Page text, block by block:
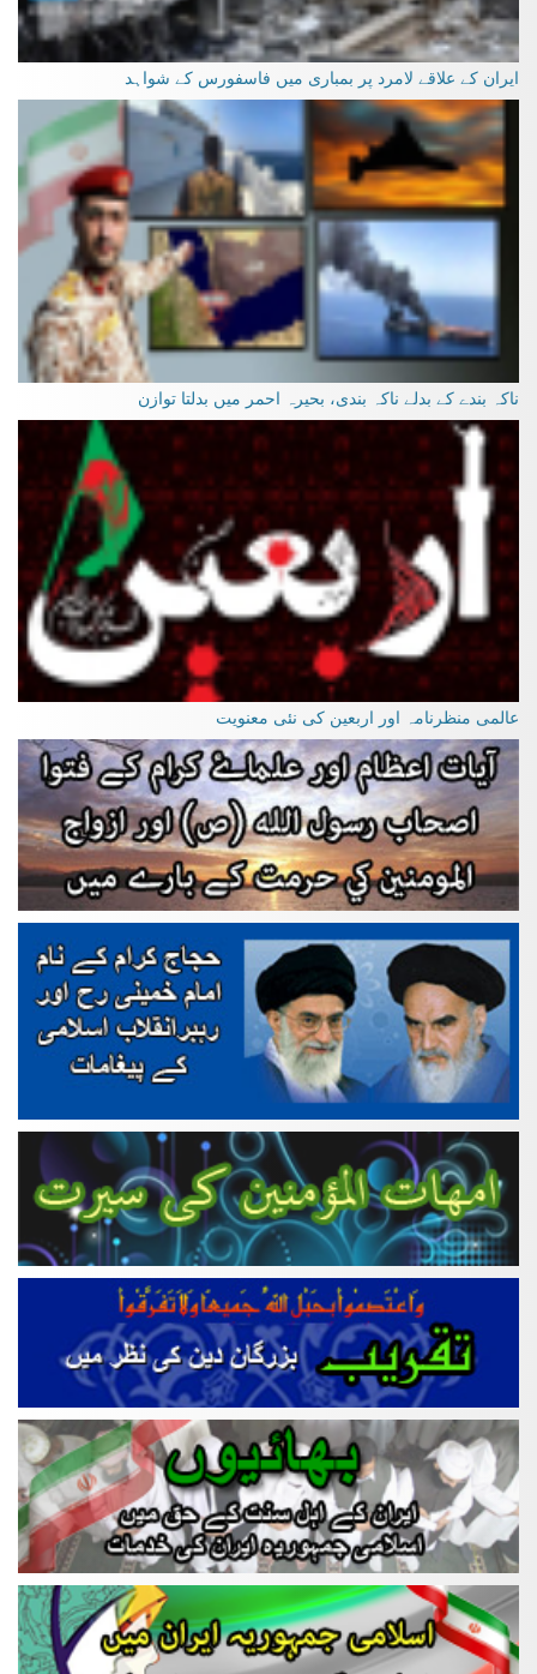
ایران کے علاقے لامرد پر بمباری میں فاسفورس کے شواہد
ناکہ بندے کے بدلے ناکہ بندی، بحیرہ احمر میں بدلتا توازن
عالمی منظرنامہ اور اربعین کی نئی معنویت